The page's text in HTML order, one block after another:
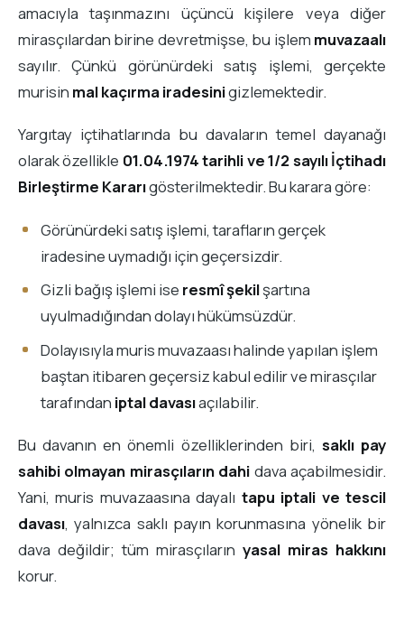
amacıyla taşınmazını üçüncü kişilere veya diğer
mirasçılardan birine devretmişse, bu işlem muvazaalı
sayılır. Çünkü görünürdeki satış işlemi, gerçekte
murisin mal kaçırma iradesinigizlemektedir.
Yargıtay içtihatlarında bu davaların temel dayanağı
olarak özellikle 01.04.1974 tarihli ve 1/2 sayılı İçtihadı
Birleştirme Kararıgösterilmektedir. Bu karara göre:
Görünürdeki satış işlemi, tarafların gerçek
iradesine uymadığı için geçersizdir.
Gizli bağış işlemi ise resmî şekilşartına
uyulmadığından dolayı hükümsüzdür.
Dolayısıyla muris muvazaası halinde yapılan işlem
baştan itibaren geçersiz kabul edilir ve mirasçılar
tarafından iptal davasıaçılabilir.
Bu davanın en önemli özelliklerinden biri, saklı pay
sahibi olmayan mirasçıların dahi dava açabilmesidir.
Yani, muris muvazaasına dayalı tapu iptali ve tescil
davası, yalnızca saklı payın korunmasına yönelik bir
dava değildir; tüm mirasçıların yasal miras hakkını
korur.